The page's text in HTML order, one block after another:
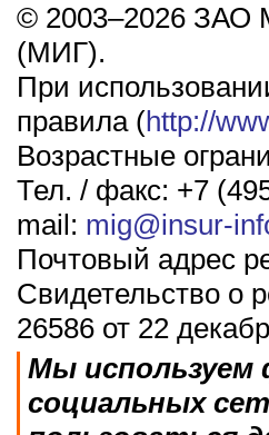
© 2003–2026 ЗАО
(МИГ).
При
правила (http://
Возрастные
Тел. / факс: +7
mail: mig@insur-
Почтовый адрес
Свидетельство о
26586 от 22
Мы используем
социальных